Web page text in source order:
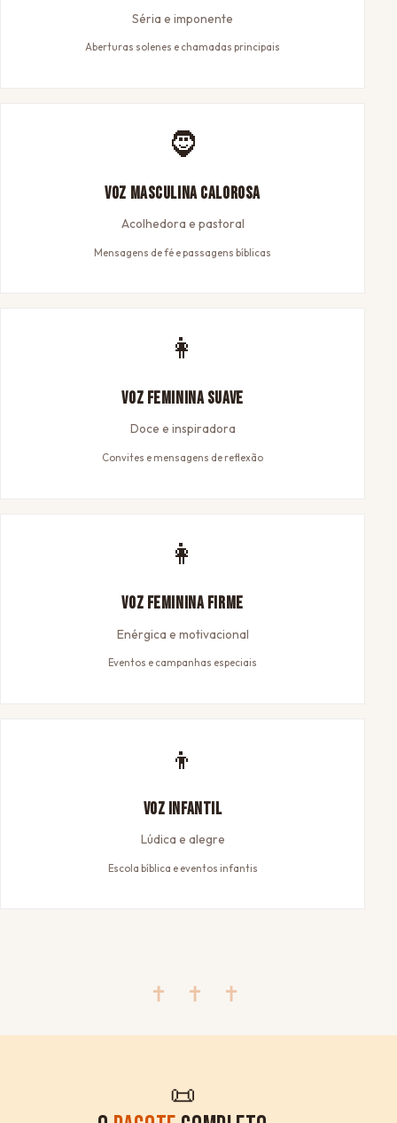
Séria e imponente
Aberturas solenes e chamadas principais
🧔
Voz Masculina Calorosa
Acolhedora e pastoral
Mensagens de fé e passagens bíblicas
👩
Voz Feminina Suave
Doce e inspiradora
Convites e mensagens de reflexão
👩
Voz Feminina Firme
Enérgica e motivacional
Eventos e campanhas especiais
👦
Voz Infantil
Lúdica e alegre
Escola bíblica e eventos infantis
✝ ✝ ✝
📜